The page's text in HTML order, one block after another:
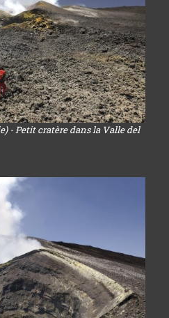
- Petit cratère dans la Valle del